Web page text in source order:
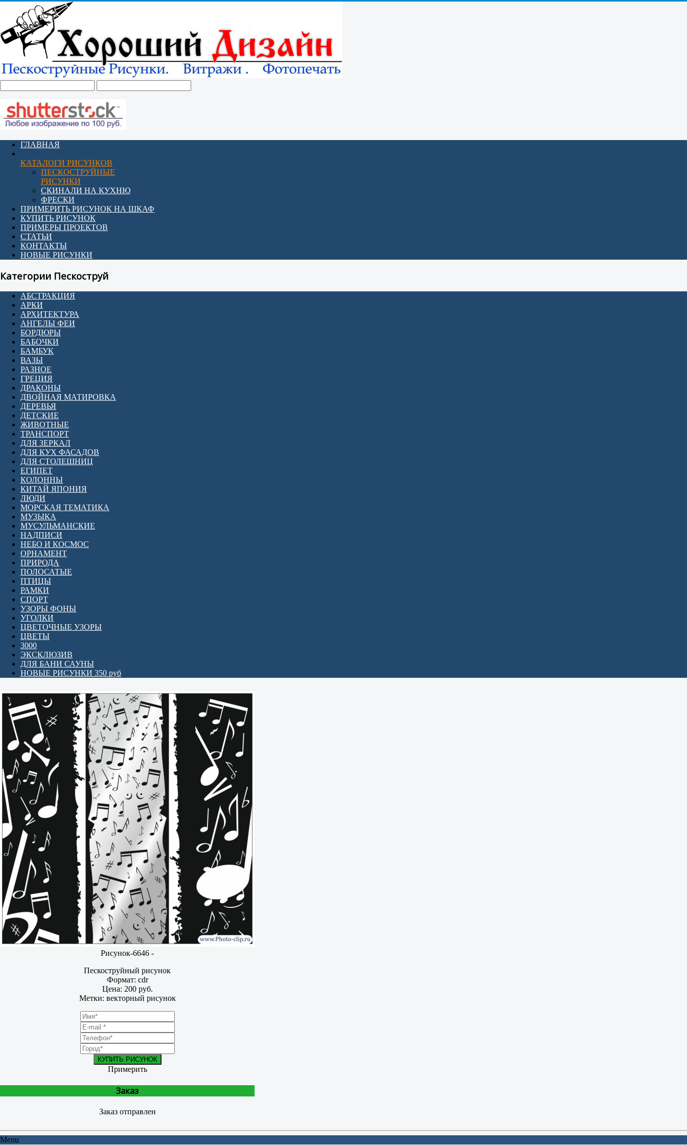
ГЛАВНАЯ
КАТАЛОГИ РИСУНКОВ
ПЕСКОСТРУЙНЫЕ
РИСУНКИ
СКИНАЛИ НА КУХНЮ
ФРЕСКИ
ПРИМЕРИТЬ РИСУНОК НА ШКАФ
КУПИТЬ РИСУНОК
ПРИМЕРЫ ПРОЕКТОВ
СТАТЬИ
КОНТАКТЫ
НОВЫЕ РИСУНКИ
Категории Пескоструй
АБСТРАКЦИЯ
АРКИ
АРХИТЕКТУРА
АНГЕЛЫ ФЕИ
БОРДЮРЫ
БАБОЧКИ
БАМБУК
ВАЗЫ
РАЗНОЕ
ГРЕЦИЯ
ДРАКОНЫ
ДВОЙНАЯ МАТИРОВКА
ДЕРЕВЬЯ
ДЕТСКИЕ
ЖИВОТНЫЕ
ТРАНСПОРТ
ДЛЯ ЗЕРКАЛ
ДЛЯ КУХ ФАСАДОВ
ДЛЯ СТОЛЕШНИЦ
ЕГИПЕТ
КОЛОННЫ
КИТАЙ ЯПОНИЯ
ЛЮДИ
МОРСКАЯ ТЕМАТИКА
МУЗЫКА
МУСУЛЬМАНСКИЕ
НАДПИСИ
НЕБО И КОСМОС
ОРНАМЕНТ
ПРИРОДА
ПОЛОСАТЫЕ
ПТИЦЫ
РАМКИ
СПОРТ
УЗОРЫ ФОНЫ
УГОЛКИ
ЦВЕТОЧНЫЕ УЗОРЫ
ЦВЕТЫ
3000
ЭКСКЛЮЗИВ
ДЛЯ БАНИ САУНЫ
НОВЫЕ РИСУНКИ 350 руб
Рисунок-6646 -
Пескоструйный рисунок
Формат: cdr
Цена: 200 руб.
Метки: векторный рисунок
КУПИТЬ РИСУНОК
Примерить
Заказ
Заказ отправлен
Menu